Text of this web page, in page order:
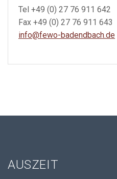
Tel +49 (0) 27 76 911 642
Fax +49 (0) 27 76 911 643
info@fewo-badendbach.de
AUSZEIT